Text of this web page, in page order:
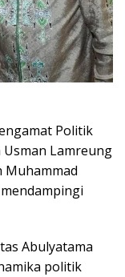
Politik
Lamreung
Muhammad
Abulyatama
politik